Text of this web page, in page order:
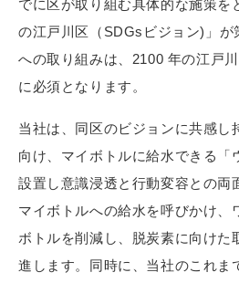
でに区が取り組む具体的な施策を
の江戸川区（SDGsビジョン)」が
への取り組みは、2100 年の江戸
に必須となります。
当社は、同区のビジョンに共感し
向け、マイボトルに給水できる「
設置し意識浸透と行動変容との両
マイボトルへの給水を呼びかけ、
ボトルを削減し、脱炭素に向けた
進します。同時に、当社のこれま